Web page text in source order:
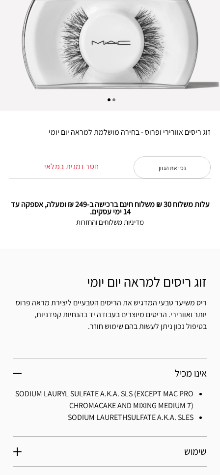
זוג ריסים אוורירי ופרוס - בחירה מושלמת למראה יום יומי
חסר זמנית במלאי נסי את הגוון
עלות משלוח 30 ₪ משלוח חינם ברכישה ב-249 ₪ ומעלה, אספקה עד
14 ימי עסקים.
מדיניות משלוחים והחזרות
זוג ריסים למראה יום יומי
ריס משיער טבעי המדגיש את הריסים הטבעיים ליצירת מראה פרוס
יותר ואוורירי. הריסים מיוצרים בעבודה יד בהנחיות קפדניות,
בטיפול נכון ניתן לעשות בהם שימוש חוזר.
אינו מכיל
SODIUM LAURYL SULFATE A.K.A. SLS (EXCEPT MAC PRO
CHROMACAKE AND MIXING MEDIUM 7)
SODIUM LAURETHSULFATE A.K.A. SLES
שימוש